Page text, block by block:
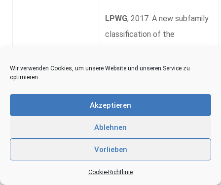
Wir verwenden Cookies, um unsere Website und unseren Service zu
optimieren.
Akzeptieren
Ablehnen
Vorlieben
Cookie-Richtlinie
LPWG, 2017. A new subfamily
classification of the
taxonomically comprehensive
DOI:
https://doi.org/10.12705/661.3
Mainieri, C. & Chimelo Perez,
Caracteristicas das Madeiras